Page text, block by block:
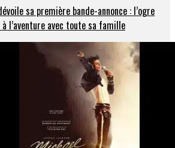
sa première bande-annonce : l’ogre
l’aventure avec toute sa famille